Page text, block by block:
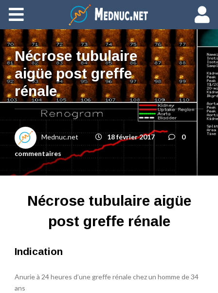
Ajouter du contenu
Nécrose tubulaire
aigüe post greffe
rénale
Mednuc.net 18 février 2017
0
commentaires
Nécrose tubulaire aigüe
post greffe rénale
Indication
Anurie à 24 heures d’une greffe rénale chez un homme de 34
ans